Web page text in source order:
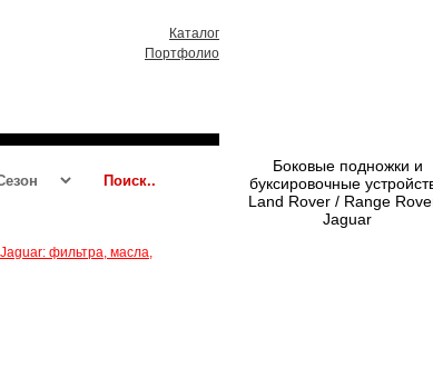
Каталог
Портфолио
Боковые подножки и
буксировочные
Land Rover / Range
Jaguar
фильтра, масла,